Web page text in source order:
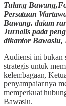
Tulang
Persatuan
Bawang, dalam
Jurnalis pada
dikantor Bawaslu,
Audiensi ini bukan
strategis untuk
kelembagaan,
penyampaiannya
memperkuat
Bawaslu.